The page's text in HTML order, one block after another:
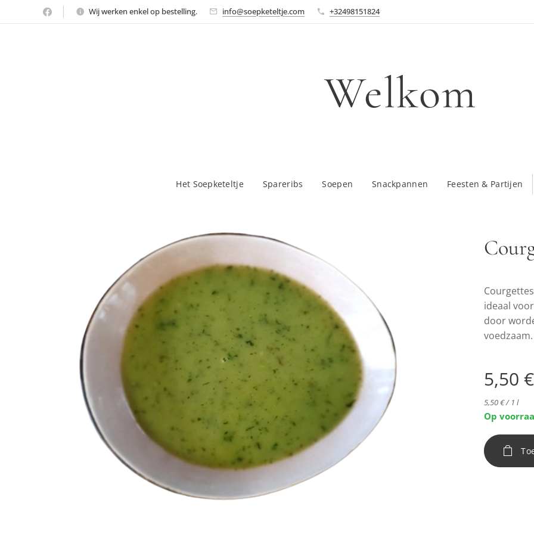
Wij werken enkel op bestelling. info@soepketeltje.com +32498151824
Welkom
Het Soepketeltje Spareribs Soepen Snackpannen Feesten & Partijen
ideaal
door
voedzaam.
5,50 €
5,50 € / 1 l
Op